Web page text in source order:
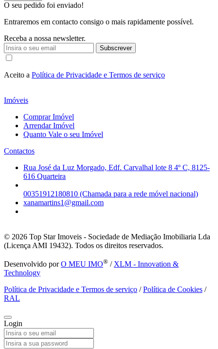
O seu pedido foi enviado!
Entraremos em contacto consigo o mais rapidamente possível.
Receba a nossa newsletter.
Subscrever
Aceito a Política de Privacidade e Termos de serviço
Imóveis
Comprar Imóvel
Arrendar Imóvel
Quanto Vale o seu Imóvel
Contactos
Rua José da Luz Morgado, Edf. Carvalhal lote 8 4º C, 8125-
616 Quarteira
00351912180810 (Chamada para a rede móvel nacional)
xanamartins1@gmail.com
© 2026 Top Star Imoveis - Sociedade de Mediação Imobiliaria Lda
(Licença AMI 19432). Todos os direitos reservados.
Desenvolvido porO MEU IMO® / XLM - Innovation &
Technology
Política de Privacidade e Termos de serviço /Política de Cookies /
RAL
Login